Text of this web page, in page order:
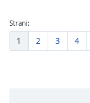
Strani:
1 2 3 4